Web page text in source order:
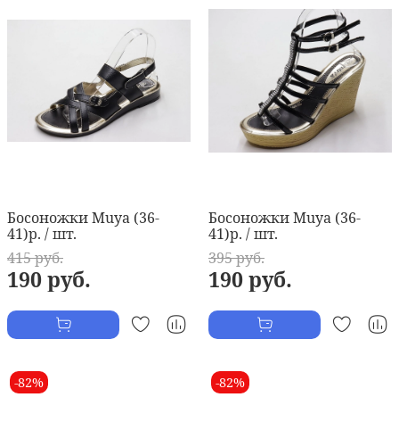
Босоножки Muya (36-
41)р. / шт.
415 руб.
190 руб.
Босоножки Muya (36-
41)р. / шт.
395 руб.
190 руб.
-82% -82%